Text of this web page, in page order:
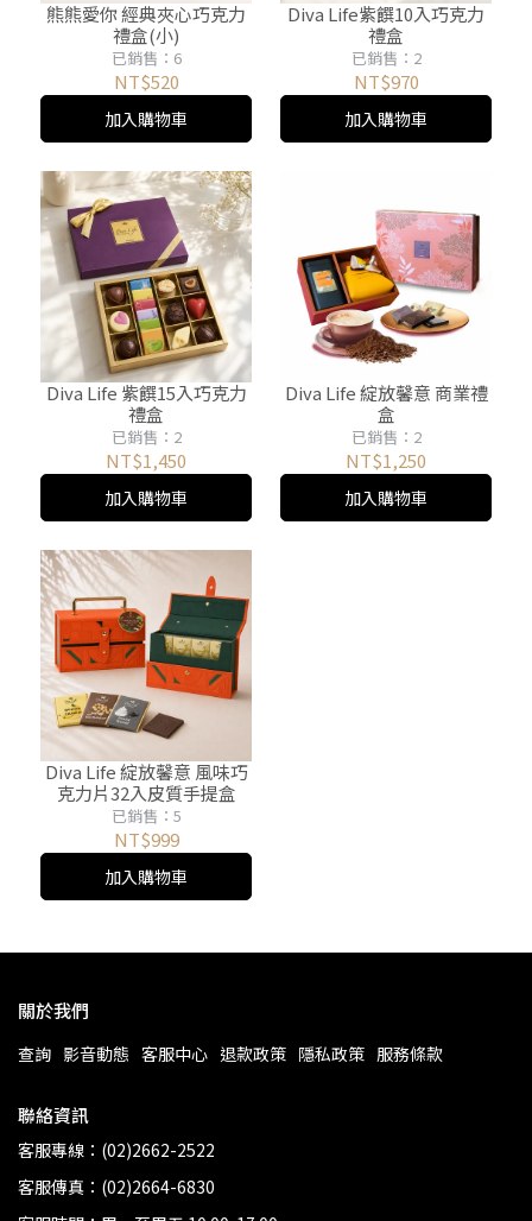
熊熊愛你 經典夾心巧克力
禮盒(小)
已銷售：6
NT$520
加入購物車
Diva Life紫饌10入巧克力
禮盒
已銷售：2
NT$970
加入購物車
Diva Life 紫饌15入巧克力
禮盒
已銷售：2
NT$1,450
加入購物車
Diva Life 綻放馨意 商業禮
盒
已銷售：2
NT$1,250
加入購物車
Diva Life 綻放馨意 風味巧
克力片32入皮質手提盒
已銷售：5
NT$999
加入購物車
關於我們
查詢 影音動態 客服中心 退款政策 隱私政策 服務條款
聯絡資訊
客服專線：(02)2662-2522
客服傳真：(02)2664-6830